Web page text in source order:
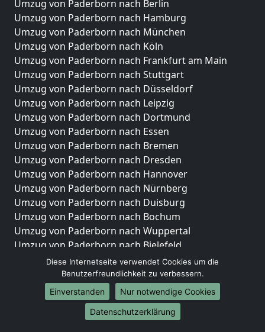
Umzug von Paderborn nach Berlin
Umzug von Paderborn nach Hamburg
Umzug von Paderborn nach München
Umzug von Paderborn nach Köln
Umzug von Paderborn nach Frankfurt am Main
Umzug von Paderborn nach Stuttgart
Umzug von Paderborn nach Düsseldorf
Umzug von Paderborn nach Leipzig
Umzug von Paderborn nach Dortmund
Umzug von Paderborn nach Essen
Umzug von Paderborn nach Bremen
Umzug von Paderborn nach Dresden
Umzug von Paderborn nach Hannover
Umzug von Paderborn nach Nürnberg
Umzug von Paderborn nach Duisburg
Umzug von Paderborn nach Bochum
Umzug von Paderborn nach Wuppertal
Umzug von Paderborn nach Bielefeld
Umzug von Paderborn nach Bonn
Umzug von Paderborn nach Münster
Internationale-Umzüge
Umzug von Paderborn nach Brasilien
Diese Internetseite verwendet Cookies um die
Benutzerfreundlichkeit zu verbessern.
Einverstanden
Nur notwendige Cookies
Datenschutzerklärung